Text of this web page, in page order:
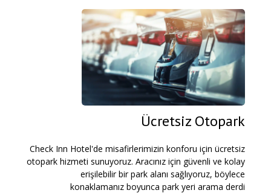
Ücretsiz Otopark
Check Inn Hotel'de misafirlerimizin konforu için ücretsiz
otopark hizmeti sunuyoruz. Aracınız için güvenli ve kolay
erişilebilir bir park alanı sağlıyoruz, böylece
konaklamanız boyunca park yeri arama derdi